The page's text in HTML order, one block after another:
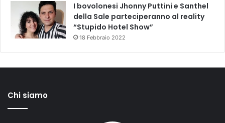
I bovolonesi Jhonny Puttini e Santhel
della Sale parteciperanno al reality
“Stupido Hotel Show”
18 Febbraio 2022
Chi siamo